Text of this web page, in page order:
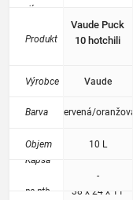
rií.
se o
se
rozřadi
t,
Produkt
Výrobce
Barva
Objem
Kapsa
na ntb.
Vaude Puck
10 hotchili
Vaude
červená/oranžová
10 L
-
38 x 24 x 11